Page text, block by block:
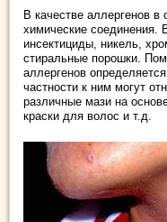
В качестве аллергенов
химические соединения.
инсектициды, никель,
стиральные порошки.
аллергенов
частности к ним могут
различные мази на
краски для волос и т.д.